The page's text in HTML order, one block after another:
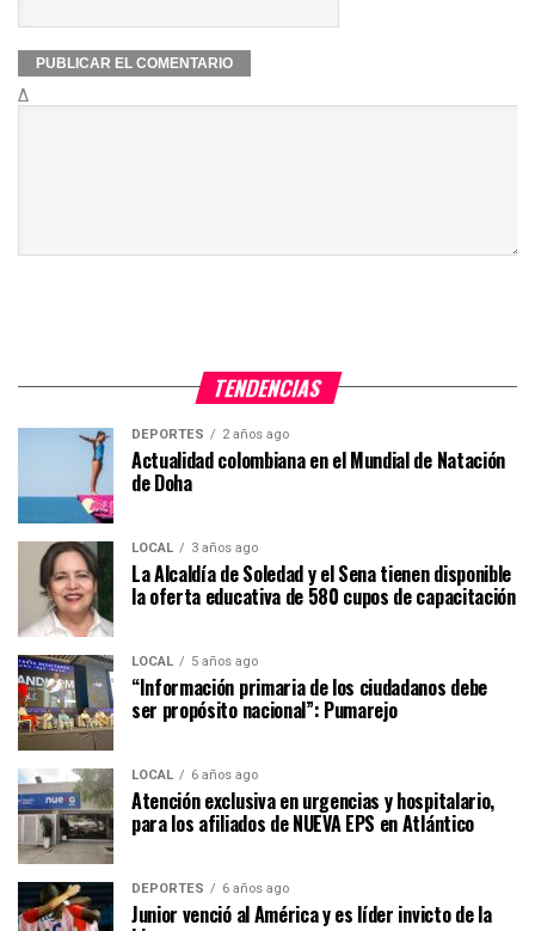
Δ
TENDENCIAS
DEPORTES 2 años ago
Actualidad colombiana en el Mundial de Natación
de Doha
LOCAL 3 años ago
La Alcaldía de Soledad y el Sena tienen disponible
la oferta educativa de 580 cupos de capacitación
LOCAL 5 años ago
“Información primaria de los ciudadanos debe
ser propósito nacional”: Pumarejo
LOCAL 6 años ago
Atención exclusiva en urgencias y hospitalario,
para los afiliados de NUEVA EPS en Atlántico
DEPORTES 6 años ago
Junior venció al América y es líder invicto de la